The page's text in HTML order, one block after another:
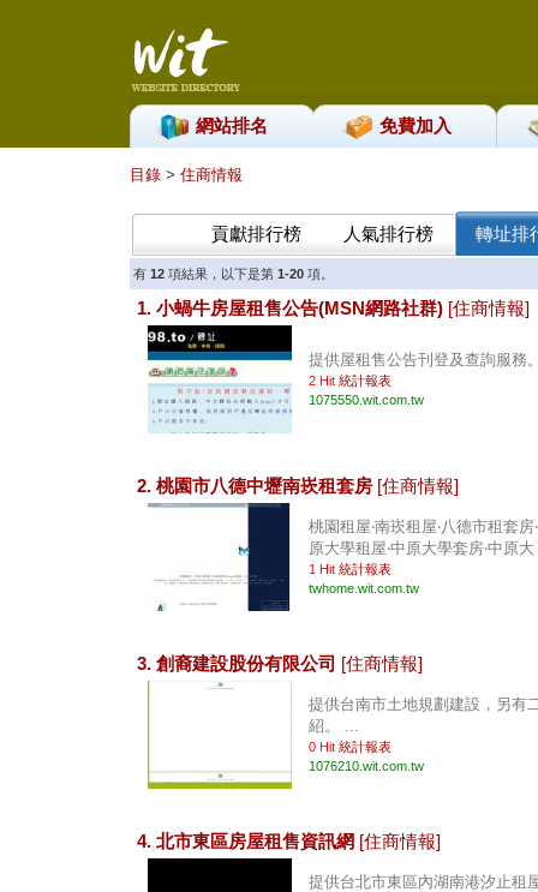
網站排名 免費加入
目錄 > 住商情報
貢獻排行榜 人氣排行榜 轉址排
有 12 項結果，以下是第 1-20項。
1. 小蝸牛房屋租售公告(MSN網路社群) [住商情報]
提供屋租售公告刊登及查詢服務
2 Hit 統計報表
1075550.wit.com.tw
2. 桃園市八德中壢南崁租套房 [住商情報]
桃園租屋‧南崁租屋‧八德市租套房
原大學租屋‧中原大學套房‧中原
1 Hit 統計報表
twhome.wit.com.tw
3. 創裔建設股份有限公司 [住商情報]
提供台南市土地規劃建設，另有
紹。 ...
0 Hit 統計報表
1076210.wit.com.tw
4. 北市東區房屋租售資訊網 [住商情報]
提供台北市東區內湖南港汐止租